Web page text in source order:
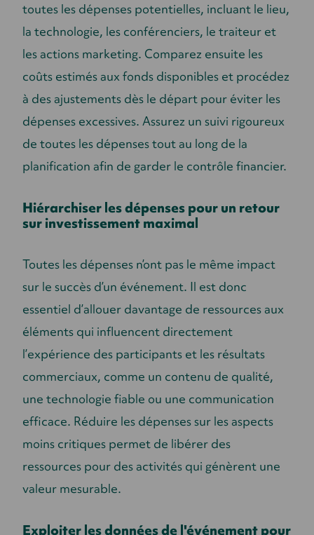
toutes les dépenses potentielles, incluant le lieu,
la technologie, les conférenciers, le traiteur et
les actions marketing. Comparez ensuite les
coûts estimés aux fonds disponibles et procédez
à des ajustements dès le départ pour éviter les
dépenses excessives. Assurez un suivi rigoureux
de toutes les dépenses tout au long de la
planification afin de garder le contrôle financier.
Hiérarchiser les dépenses pour un retour
sur investissement maximal
Toutes les dépenses n’ont pas le même impact
sur le succès d’un événement. Il est donc
essentiel d’allouer davantage de ressources aux
éléments qui influencent directement
l’expérience des participants et les résultats
commerciaux, comme un contenu de qualité,
une technologie fiable ou une communication
efficace. Réduire les dépenses sur les aspects
moins critiques permet de libérer des
ressources pour des activités qui génèrent une
valeur mesurable.
Exploiter les données de l'événement pour